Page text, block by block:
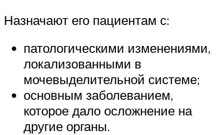
Назначают его пациентам с:
патологическими изменениями,
локализованными в
мочевыделительной системе;
основным заболеванием,
которое дало осложнение на
другие органы.